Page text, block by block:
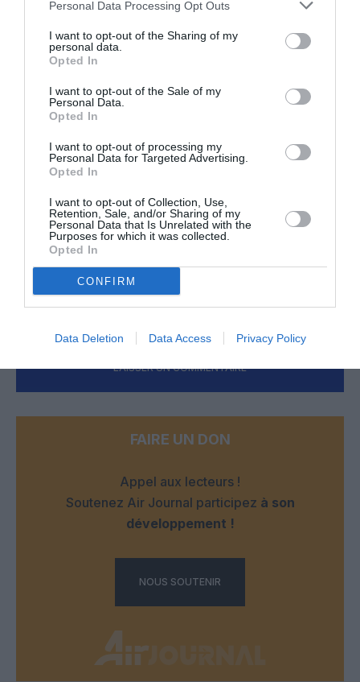
Personal Data Processing Opt Outs
I want to opt-out of the Sharing of my
personal data.
Opted In
I want to opt-out of the Sale of my
Personal Data.
Opted In
I want to opt-out of processing my
Personal Data for Targeted Advertising.
Opted In
I want to opt-out of Collection, Use,
Retention, Sale, and/or Sharing of my
Personal Data that Is Unrelated with the
Purposes for which it was collected.
Opted In
CONFIRM
Data Deletion Data Access Privacy Policy
Sphinctair Ways
Très bien !
Filoustylea commenté :
30 novembre 2016 - 17 h
53 min
Et la ligne la plus populaire ? Toulouse Paris la plus fréquenté
d’Europe rien de rien…….ah si c’est l’anniversaire c’est vrai
LAISSER UN COMMENTAIRE
FAIRE UN DON
Appel aux lecteurs !
Soutenez Air Journal participez à son
développement !
NOUS SOUTENIR